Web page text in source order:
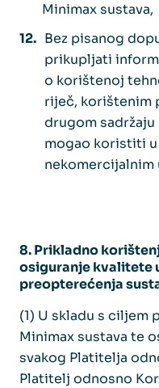
Minimax sustava,
Bez pisanog
prikupljati
o korištenoj
riječ, korištenim
drugom sadržaju
mogao koristiti
nekomercijalnim
8. Prikladno
osiguranje kvalitete
preopterećenja
(1) U skladu s ciljem
Minimax sustava te
svakog Platitelja
Platitelj odnosno